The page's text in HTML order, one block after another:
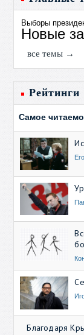
Выборы
Новые
все темы →
Рейтинги
Самое
Благодаря